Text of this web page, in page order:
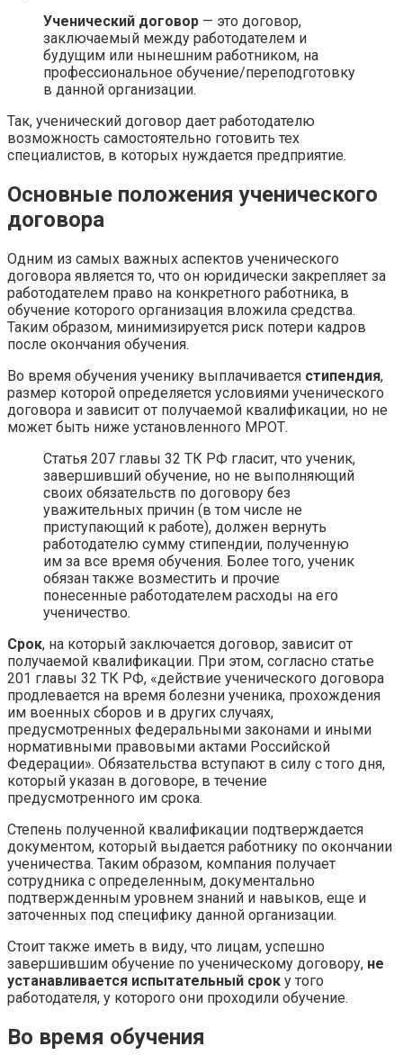
Ученический договор — это договор,
заключаемый между работодателем и
будущим или нынешним работником, на
профессиональное обучение/переподготовку
в данной организации.
Так, ученический договор дает работодателю
возможность самостоятельно готовить тех
специалистов, в которых нуждается предприятие.
Основные положения ученического
договора
Одним из самых важных аспектов ученического
договора является то, что он юридически закрепляет за
работодателем право на конкретного работника, в
обучение которого организация вложила средства.
Таким образом, минимизируется риск потери кадров
после окончания обучения.
Во время обучения ученику выплачивается стипендия,
размер которой определяется условиями ученического
договора и зависит от получаемой квалификации, но не
может быть ниже установленного МРОТ.
Статья 207 главы 32 ТК РФ гласит, что ученик,
завершивший обучение, но не выполняющий
своих обязательств по договору без
уважительных причин (в том числе не
приступающий к работе), должен вернуть
работодателю сумму стипендии, полученную
им за все время обучения. Более того, ученик
обязан также возместить и прочие
понесенные работодателем расходы на его
ученичество.
Срок, на который заключается договор, зависит от
получаемой квалификации. При этом, согласно статье
201 главы 32 ТК РФ, «действие ученического договора
продлевается на время болезни ученика, прохождения
им военных сборов и в других случаях,
предусмотренных федеральными законами и иными
нормативными правовыми актами Российской
Федерации». Обязательства вступают в силу с того дня,
который указан в договоре, в течение
предусмотренного им срока.
Степень полученной квалификации подтверждается
документом, который выдается работнику по окончании
ученичества. Таким образом, компания получает
сотрудника с определенным, документально
подтвержденным уровнем знаний и навыков, еще и
заточенных под специфику данной организации.
Стоит также иметь в виду, что лицам, успешно
завершившим обучение по ученическому договору, не
устанавливается испытательный срок у того
работодателя, у которого они проходили обучение.
Во время обучения